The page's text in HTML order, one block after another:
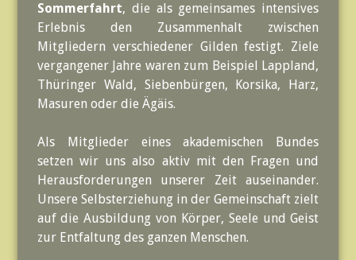
Sommerfahrt, die als gemeinsames intensives
Erlebnis den Zusammenhalt zwischen
Mitgliedern verschiedener Gilden festigt. Ziele
vergangener Jahre waren zum Beispiel Lappland,
Thüringer Wald, Siebenbürgen, Korsika, Harz,
Masuren oder die Ägäis.
Als Mitglieder eines akademischen Bundes
setzen wir uns also aktiv mit den Fragen und
Herausforderungen unserer Zeit auseinander.
Unsere Selbsterziehung in der Gemeinschaft zielt
auf die Ausbildung von Körper, Seele und Geist
zur Entfaltung des ganzen Menschen.